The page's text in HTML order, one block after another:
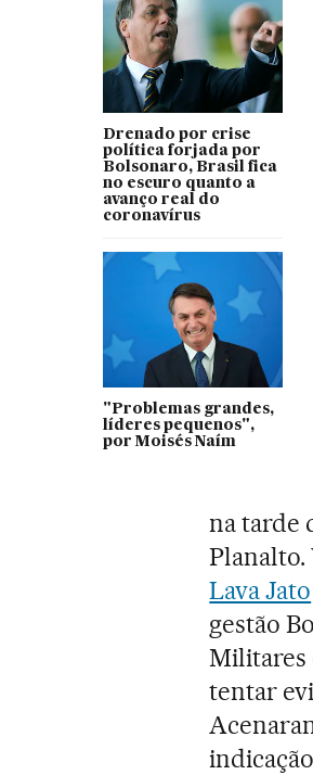
Drenado por crise
política forjada por
Bolsonaro, Brasil fica
no escuro quanto a
avanço real do
coronavírus
"Problemas grandes,
líderes pequenos",
por Moisés Naím
na tarde
Planalto.
Lava Jato
gestão
Militares
tentar